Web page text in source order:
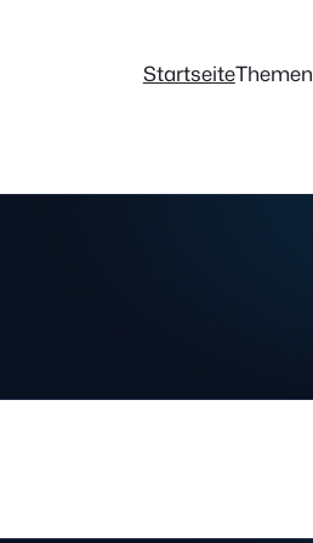
StartseiteThemen